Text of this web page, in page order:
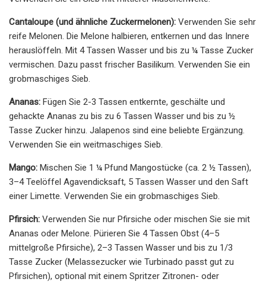
Cantaloupe (und ähnliche Zuckermelonen): Verwenden Sie sehr
reife Melonen. Die Melone halbieren, entkernen und das Innere
herauslöffeln. Mit 4 Tassen Wasser und bis zu ¼ Tasse Zucker
vermischen. Dazu passt frischer Basilikum. Verwenden Sie ein
grobmaschiges Sieb.
Ananas: Fügen Sie 2-3 Tassen entkernte, geschälte und
gehackte Ananas zu bis zu 6 Tassen Wasser und bis zu ½
Tasse Zucker hinzu. Jalapenos sind eine beliebte Ergänzung.
Verwenden Sie ein weitmaschiges Sieb.
Mango: Mischen Sie 1 ¼ Pfund Mangostücke (ca. 2 ½ Tassen),
3–4 Teelöffel Agavendicksaft, 5 Tassen Wasser und den Saft
einer Limette. Verwenden Sie ein grobmaschiges Sieb.
Pfirsich: Verwenden Sie nur Pfirsiche oder mischen Sie sie mit
Ananas oder Melone. Pürieren Sie 4 Tassen Obst (4–5
mittelgroße Pfirsiche), 2–3 Tassen Wasser und bis zu 1/3
Tasse Zucker (Melassezucker wie Turbinado passt gut zu
Pfirsichen), optional mit einem Spritzer Zitronen- oder